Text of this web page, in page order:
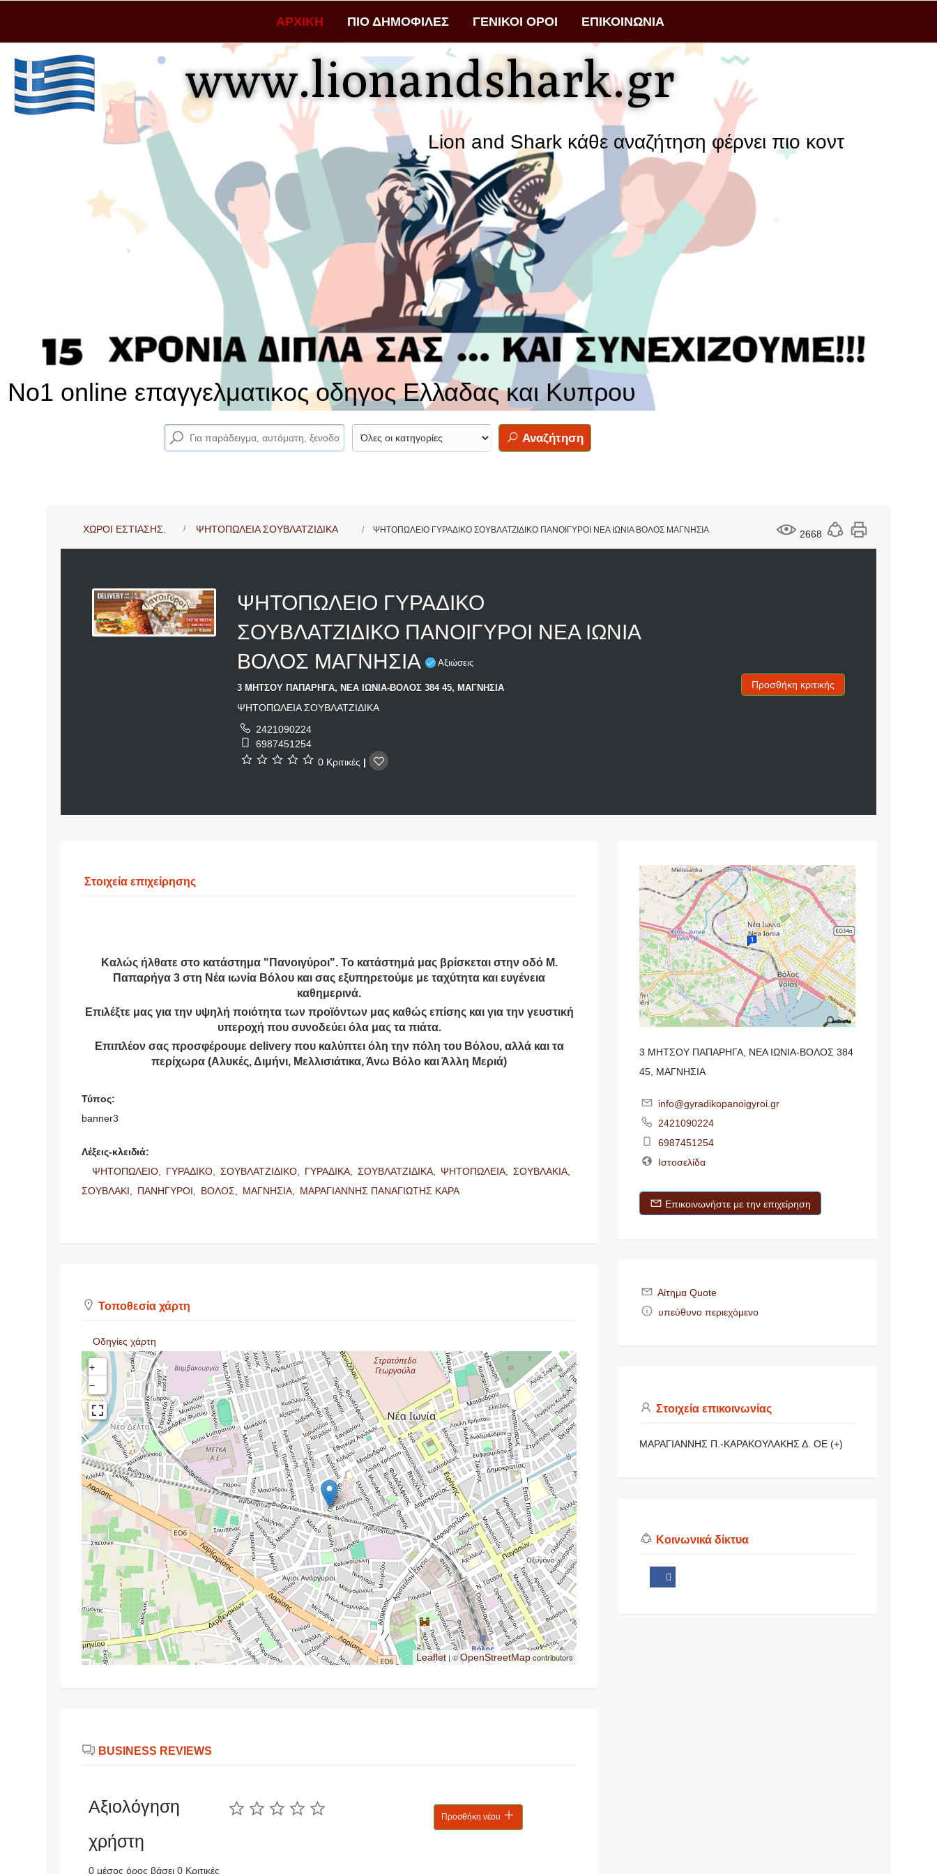
ΑΡΧΙΚΗ ΠΙΟ ΔΗΜΟΦΙΛΕΣ ΓΕΝΙΚΟΙ ΟΡΟΙ ΕΠΙΚΟΙΝΩΝΙΑ
No1 online επαγγελματικος οδηγος Ελλαδας και Κυπρου
www.lionandshark.gr
Lion and Shark κάθε αναζήτηση φέρνει πιο κοντά μια επιχείρηση
Αναζήτηση
2668
ΧΩΡΟΙ ΕΣΤΙΑΣΗΣ. ΨΗΤΟΠΩΛΕΙΑ ΣΟΥΒΛΑΤΖΙΔΙΚΑ ΨΗΤΟΠΩΛΕΙΟ ΓΥΡΑΔΙΚΟ ΣΟΥΒΛΑΤΖΙΔΙΚΟ ΠΑΝΟΙΓΥΡΟΙ ΝΕΑ ΙΩΝΙΑ ΒΟΛΟΣ ΜΑΓΝΗΣΙΑ
ΨΗΤΟΠΩΛΕΙΟ ΓΥΡΑΔΙΚΟ
ΣΟΥΒΛΑΤΖΙΔΙΚΟ ΠΑΝΟΙΓΥΡΟΙ ΝΕΑ ΙΩΝΙΑ
ΒΟΛΟΣ ΜΑΓΝΗΣΙΑ
Αξιώσεις
3 ΜΗΤΣΟΥ ΠΑΠΑΡΗΓΑ, ΝΕΑ ΙΩΝΙΑ-ΒΟΛΟΣ 384 45, ΜΑΓΝΗΣΙΑ
ΨΗΤΟΠΩΛΕΙΑ ΣΟΥΒΛΑΤΖΙΔΙΚΑ
2421090224
6987451254
0 Κριτικές |
Προσθήκη κριτικής
Στοιχεία επιχείρησης
Καλώς ήλθατε στο κατάστημα "Πανοιγύροι". Το κατάστημά μας βρίσκεται στην οδό Μ.
Παπαρήγα 3 στη Νέα ιωνία Βόλου και σας εξυπηρετούμε με ταχύτητα και ευγένεια
καθημερινά.
Επιλέξτε μας για την υψηλή ποιότητα των προϊόντων μας καθώς επίσης και για την γευστική
υπεροχή που συνοδεύει όλα μας τα πιάτα.
Επιπλέον σας προσφέρουμε delivery που καλύπτει όλη την πόλη του Βόλου, αλλά και τα
περίχωρα (Αλυκές, Διμήνι, Μελλισιάτικα, Άνω Βόλο και Άλλη Μεριά)
Τύπος:
banner3
Λέξεις-κλειδιά:
ΨΗΤΟΠΩΛΕΙΟ,
ΓΥΡΑΔΙΚΟ, ΣΟΥΒΛΑΤΖΙΔΙΚΟ, ΓΥΡΑΔΙΚΑ, ΣΟΥΒΛΑΤΖΙΔΙΚΑ, ΨΗΤΟΠΩΛΕΙΑ,
ΣΟΥΒΛΑΚΙΑ,
ΣΟΥΒΛΑΚΙ,
ΠΑΝΗΓΥΡΟΙ, ΒΟΛΟΣ, ΜΑΓΝΗΣΙΑ, ΜΑΡΑΓΙΑΝΝΗΣ ΠΑΝΑΓΙΩΤΗΣ ΚΑΡΑ
Τοποθεσία χάρτη
Οδηγίες χάρτη
+
−
Leaflet| ©OpenStreetMapcontributors
BUSINESS REVIEWS
Αξιολόγηση
χρήστη
0 μέσος όρος βάσει 0 Κριτικές
Προσθήκη νέου
3 ΜΗΤΣΟΥ ΠΑΠΑΡΗΓΑ, ΝΕΑ ΙΩΝΙΑ-ΒΟΛΟΣ 384
45, ΜΑΓΝΗΣΙΑ
info@gyradikopanoigyroi.gr
2421090224
6987451254
Ιστοσελίδα
Επικοινωνήστε με την επιχείρηση
Αίτημα Quote
υπεύθυνο περιεχόμενο
Στοιχεία επικοινωνίας
ΜΑΡΑΓΙΑΝΝΗΣ Π.-ΚΑΡΑΚΟΥΛΑΚΗΣ Δ. ΟΕ (+)
Κοινωνικά δίκτυα